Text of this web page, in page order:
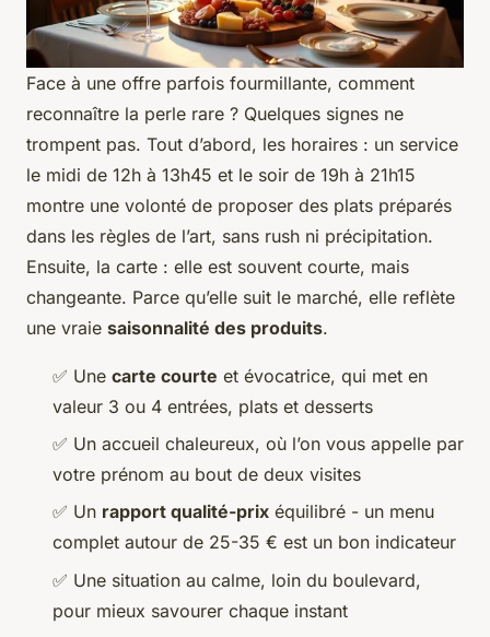
Face à une offre parfois fourmillante, comment
reconnaître la perle rare ? Quelques signes ne
trompent pas. Tout d’abord, les horaires : un service
le midi de 12h à 13h45 et le soir de 19h à 21h15
montre une volonté de proposer des plats préparés
dans les règles de l’art, sans rush ni précipitation.
Ensuite, la carte : elle est souvent courte, mais
changeante. Parce qu’elle suit le marché, elle reflète
une vraie saisonnalité des produits.
✅ Une carte courte et évocatrice, qui met en
valeur 3 ou 4 entrées, plats et desserts
✅ Un accueil chaleureux, où l’on vous appelle par
votre prénom au bout de deux visites
✅ Un rapport qualité-prix équilibré - un menu
complet autour de 25-35 € est un bon indicateur
✅ Une situation au calme, loin du boulevard,
pour mieux savourer chaque instant